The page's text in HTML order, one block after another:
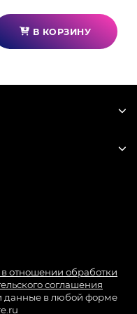
В КОРЗИНУ
отношении обработки
соглашения
данные в любой форме